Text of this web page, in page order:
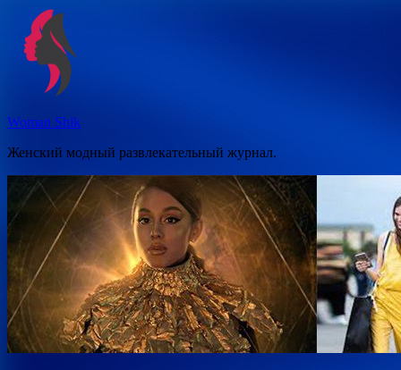
Перейти
содержимому
Woman Shik
Женский модный развлекательный журнал.